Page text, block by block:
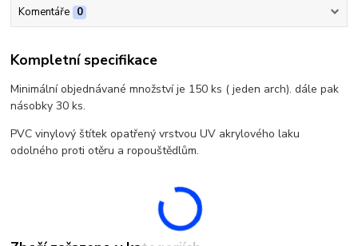
Komentáře 0
Kompletní specifikace
Minimální objednávané množství je 150 ks ( jeden arch). dále pak
násobky 30 ks.
PVC vinylový štítek opatřený vrstvou UV akrylového laku
odolného proti otěru a ropouštědlům.